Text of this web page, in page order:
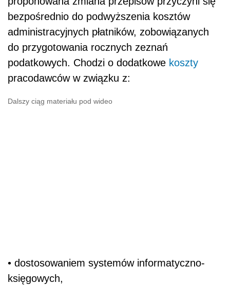
bezpośrednio do podwyższenia kosztów
administracyjnych płatników, zobowiązanych
do przygotowania rocznych zeznań
podatkowych. Chodzi o dodatkowe koszty
pracodawców w związku z:
Dalszy ciąg materiału pod wideo
• dostosowaniem systemów informatyczno-
księgowych,